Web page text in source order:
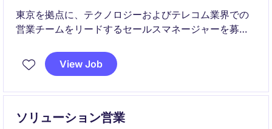
東京を拠点に、テクノロジーおよびテレコム業界での
営業チームをリードするセールスマネージャーを募集
戦略立案と実行を主導し、重要な顧客との関係構築を
担います。
View Job
ソリューション営業